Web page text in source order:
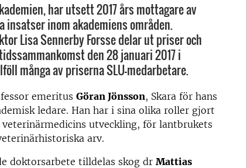
har utsett 2017 års mottagare av
inom akademiens områden.
Lisa Sennerby Forsse delar ut priser och
den 28 januari 2017 i
många av priserna SLU-medarbetare.
emeritus Göran Jönsson, Skara för hans
ledare. Han har i sina olika roller gjort
utveckling, för lantbrukets
arv.
doktorsarbete tilldelas skog dr Mattias